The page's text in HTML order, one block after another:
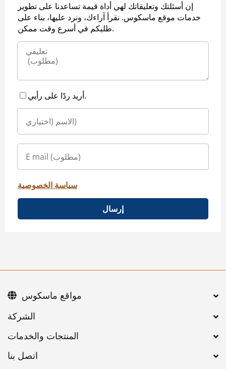
إن أسئلتك وتعليقاتك لهي أداة قيمة تساعدنا على تطوير
خدمات موقع ماسكوس. نقرأ آراءك، ونرد عليها، بناء على
طلبكم في أسرع وقت ممكن.
أريد ردًا على رأيي.
سياسة الخصوصية
إرسال
اتصل بنا
مواقع ماسكوس